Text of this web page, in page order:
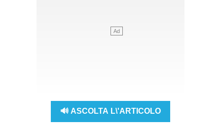
🔊 ASCOLTA L\'ARTICOLO